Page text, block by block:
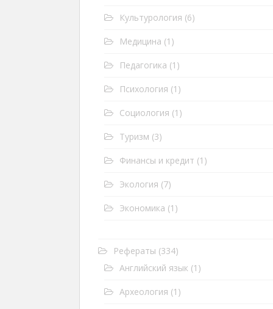
Культурология (6)
Медицина (1)
Педагогика (1)
Психология (1)
Социология (1)
Туризм (3)
Финансы и кредит (1)
Экология (7)
Экономика (1)
Рефераты (334)
Английский язык (1)
Археология (1)